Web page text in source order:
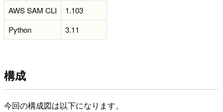
AWS SAM CLI
1.103
Python
3.11
構成
今回の構成図は以下になります。